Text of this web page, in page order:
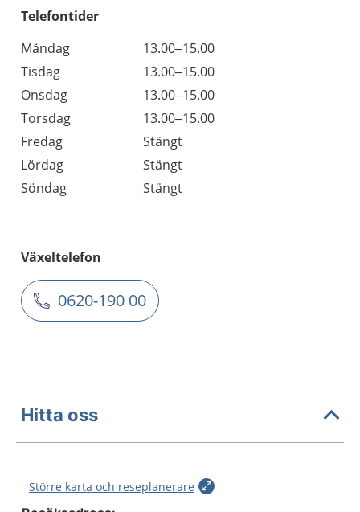
Telefontider
Måndag
13.00–15.00
Tisdag
13.00–15.00
Onsdag
13.00–15.00
Torsdag
13.00–15.00
Fredag
Stängt
Lördag
Stängt
Söndag
Stängt
Växeltelefon
0620-190 00
Hitta oss
Större karta och reseplanerare